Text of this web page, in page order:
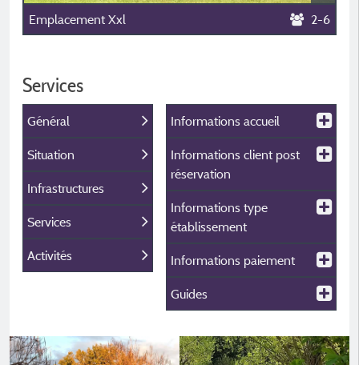
Emplacement Xxl 2-6
Services
Général
Situation
Infrastructures
Services
Activités
Informations accueil
Informations client post
réservation
Informations type
établissement
Informations paiement
Guides